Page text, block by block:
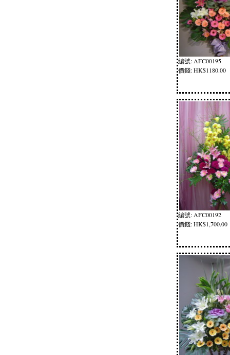
編號: AFC00195
價錢: HK$1180.00
編號: AFC00192
價錢: HK$1,700.00